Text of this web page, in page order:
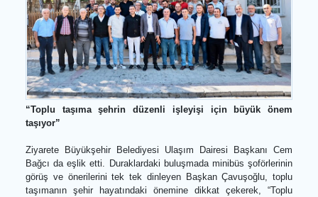
“Toplu taşıma şehrin düzenli işleyişi için büyük
taşıyor”